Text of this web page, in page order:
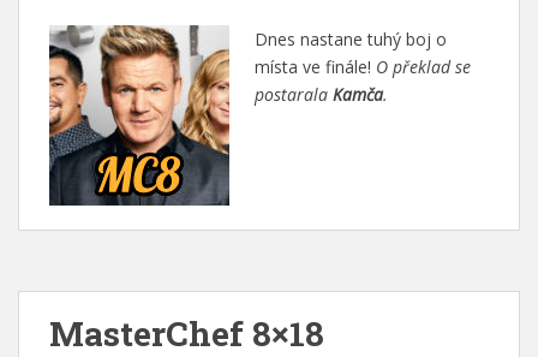
Dnes nastane tuhý boj o
místa ve finále! O překlad se
postarala Kamča.
MasterChef 8×18